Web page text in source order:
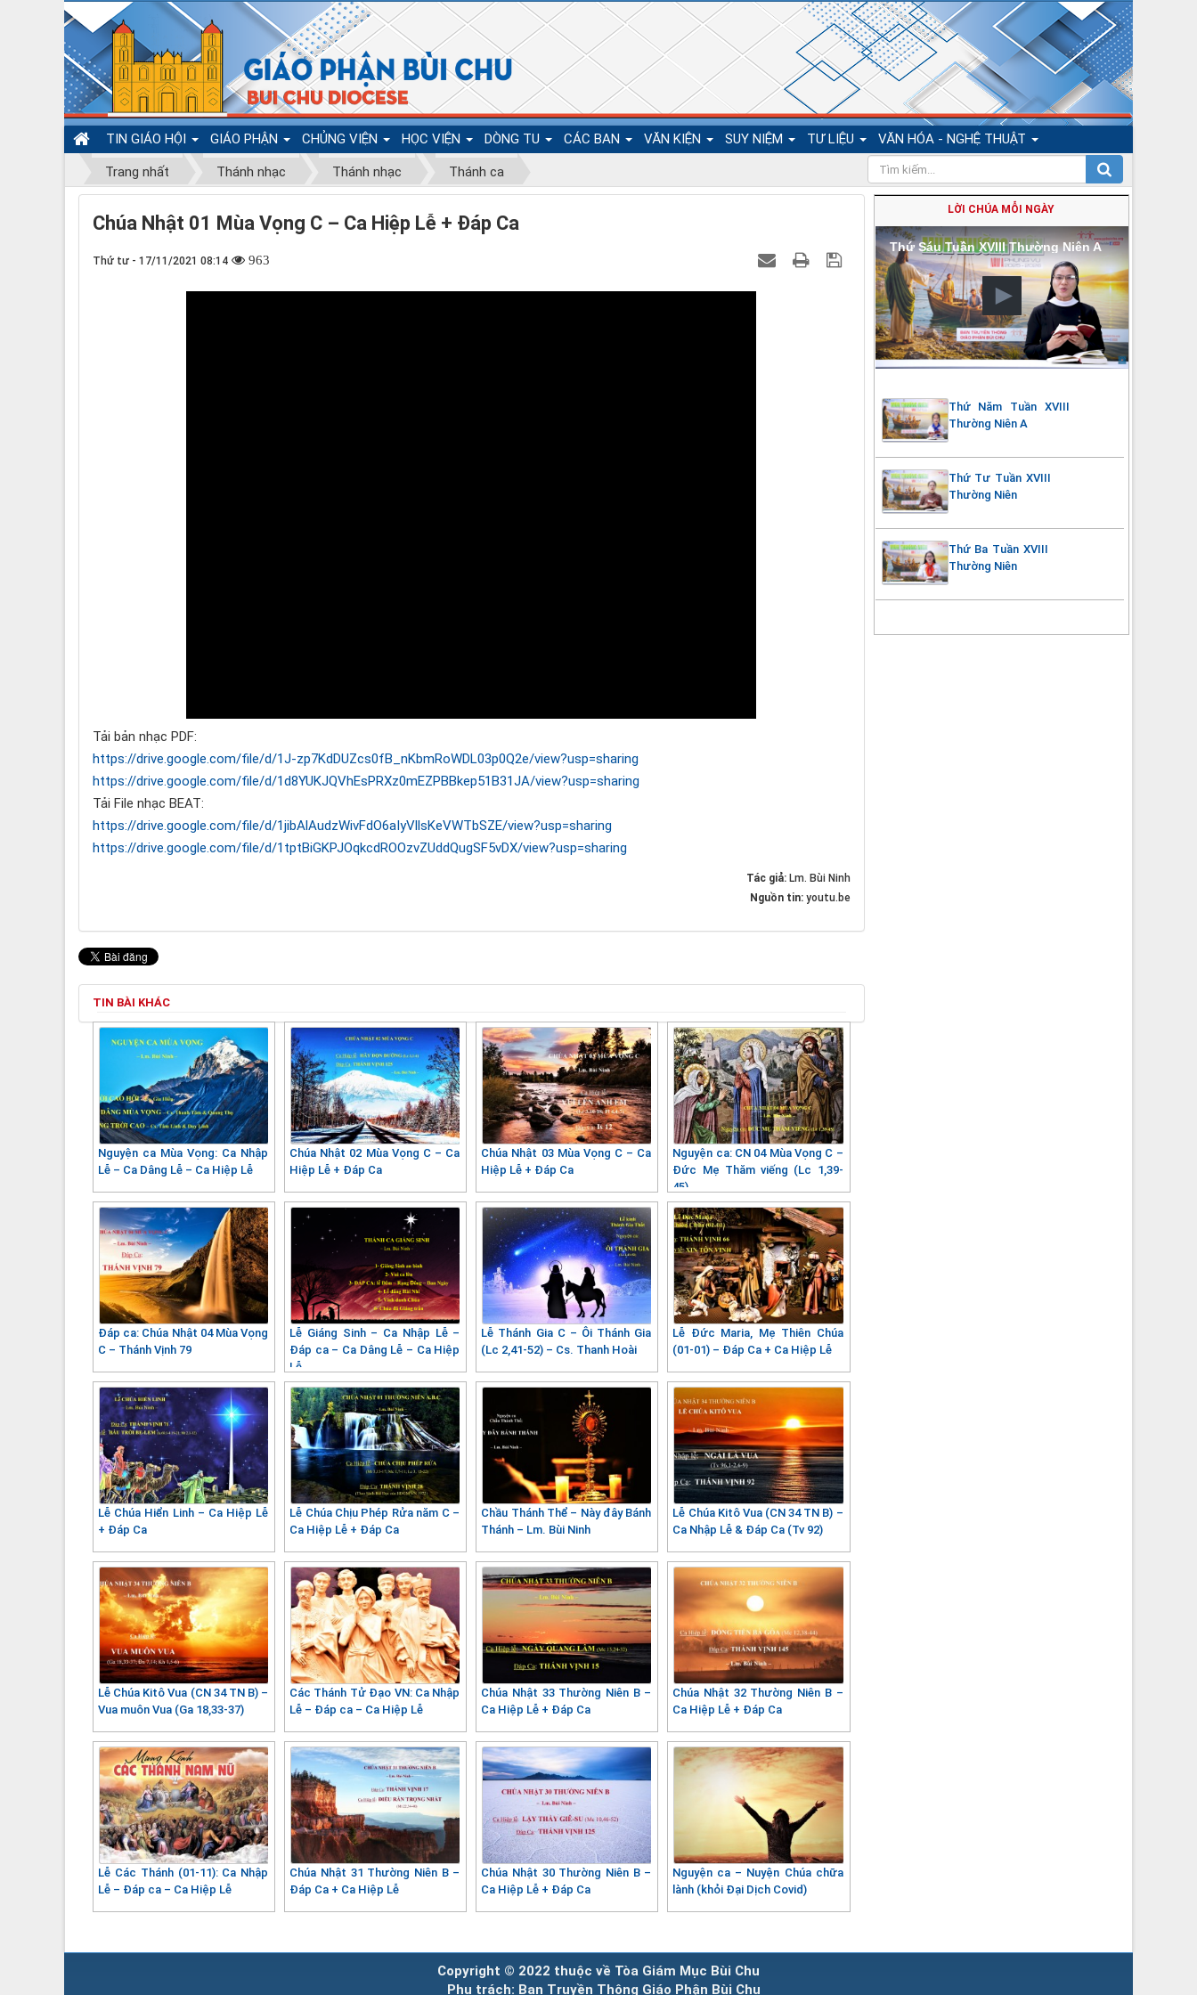
TIN GIÁO HỘI GIÁO PHẬN CHỦNG VIỆN HỌC VIỆN DÒNG TU CÁC BAN VĂN KIỆN SUY NIỆM TƯ LIỆU VĂN HÓA - NGHỆ THUẬT
Trang nhất Thánh nhạc Thánh nhạc Thánh ca
Chúa Nhật 01 Mùa Vọng C – Ca Hiệp Lễ + Đáp Ca
Thứ tư - 17/11/2021 08:14 963
Tải bản nhạc PDF:
https://drive.google.com/file/d/1J-zp7KdDUZcs0fB_nKbmRoWDL03p0Q2e/view?usp=sharing
https://drive.google.com/file/d/1d8YUKJQVhEsPRXz0mEZPBBkep51B31JA/view?usp=sharing
Tải File nhạc BEAT:
https://drive.google.com/file/d/1jibAlAudzWivFdO6aIyVllsKeVWTbSZE/view?usp=sharing
https://drive.google.com/file/d/1tptBiGKPJOqkcdROOzvZUddQugSF5vDX/view?usp=sharing
Tác giả: Lm. Bùi Ninh
Nguồn tin: youtu.be
TIN BÀI KHÁC
Nguyện ca Mùa Vọng: Ca Nhập
Lễ – Ca Dâng Lễ – Ca Hiệp Lễ
Chúa Nhật 02 Mùa Vọng C – Ca
Hiệp Lễ + Đáp Ca
Chúa Nhật 03 Mùa Vọng C – Ca
Hiệp Lễ + Đáp Ca
Nguyện ca: CN 04 Mùa Vọng C –
Đức Mẹ Thăm viếng (Lc 1,39-
45)
Đáp ca: Chúa Nhật 04 Mùa Vọng
C – Thánh Vịnh 79
Lễ Giáng Sinh – Ca Nhập Lễ –
Đáp ca – Ca Dâng Lễ – Ca Hiệp
Lễ
Lễ Thánh Gia C – Ôi Thánh Gia
(Lc 2,41-52) – Cs. Thanh Hoài
Lễ Đức Maria, Mẹ Thiên Chúa
(01-01) – Đáp Ca + Ca Hiệp Lễ
Lễ Chúa Hiển Linh – Ca Hiệp Lễ
+ Đáp Ca
Lễ Chúa Chịu Phép Rửa năm C –
Ca Hiệp Lễ + Đáp Ca
Chầu Thánh Thể – Này đây Bánh
Thánh – Lm. Bùi Ninh
Lễ Chúa Kitô Vua (CN 34 TN B) –
Ca Nhập Lễ & Đáp Ca (Tv 92)
Lễ Chúa Kitô Vua (CN 34 TN B) –
Vua muôn Vua (Ga 18,33-37)
Các Thánh Tử Đạo VN: Ca Nhập
Lễ – Đáp ca – Ca Hiệp Lễ
Chúa Nhật 33 Thường Niên B –
Ca Hiệp Lễ + Đáp Ca
Chúa Nhật 32 Thường Niên B –
Ca Hiệp Lễ + Đáp Ca
Lễ Các Thánh (01-11): Ca Nhập
Lễ – Đáp ca – Ca Hiệp Lễ
Chúa Nhật 31 Thường Niên B –
Đáp Ca + Ca Hiệp Lễ
Chúa Nhật 30 Thường Niên B –
Ca Hiệp Lễ + Đáp Ca
Nguyện ca – Nuyện Chúa chữa
lành (khỏi Đại Dịch Covid)
LỜI CHÚA MỖI NGÀY
Thứ Sáu Tuần XVIII Thường Niên A
Thứ Năm Tuần XVIII
Thường Niên A
Thứ Tư Tuần XVIII
Thường Niên
Thứ Ba Tuần XVIII
Thường Niên
Copyright © 2022 thuộc về Tòa Giám Mục Bùi Chu
Phụ trách: Ban Truyền Thông Giáo Phận Bùi Chu